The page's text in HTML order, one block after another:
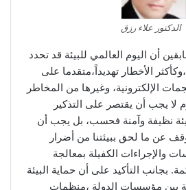
الدكتور علاء رزق
أن اليوم العالمي للبيئة قد تحدد
،وكأكثر الأخطار تهديداً،متقدما على
الإلكترونية، وغيرها من المخاطر
لا يجب أن يقتصر على التذكير
نظيفة وآمنة فحسب، بل يجب أن
عن ما لحق ببيئتنا من أضرار
والإجراءات الكفيلة بمعالجة
بجانب التأكيد على أن حماية البيئة
بين مؤسسات الدولة ،منظمات